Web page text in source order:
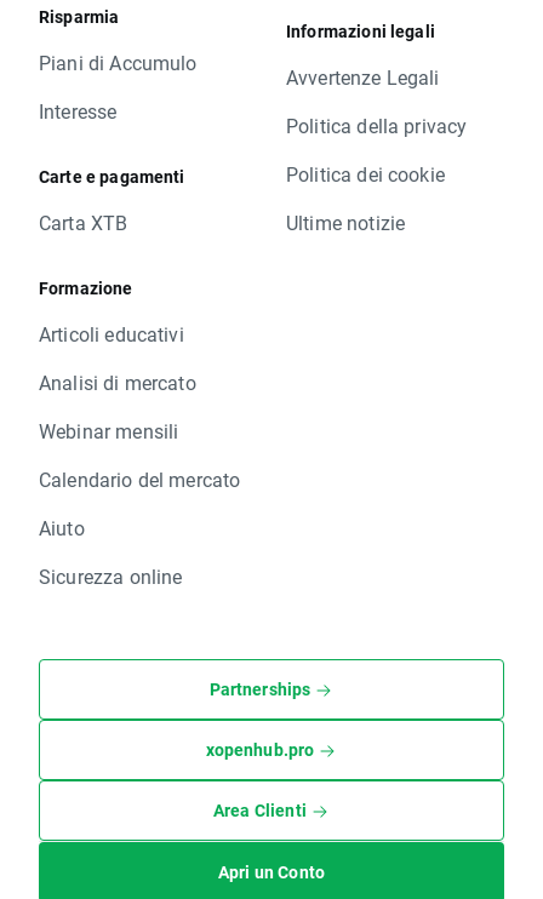
Risparmia
Piani di Accumulo
Interesse
Carte e pagamenti
Carta XTB
Formazione
Articoli educativi
Analisi di mercato
Webinar mensili
Calendario del mercato
Aiuto
Sicurezza online
Informazioni legali
Avvertenze Legali
Politica della privacy
Politica dei cookie
Ultime notizie
Partnerships
xopenhub.pro
Area Clienti
Apri un Conto